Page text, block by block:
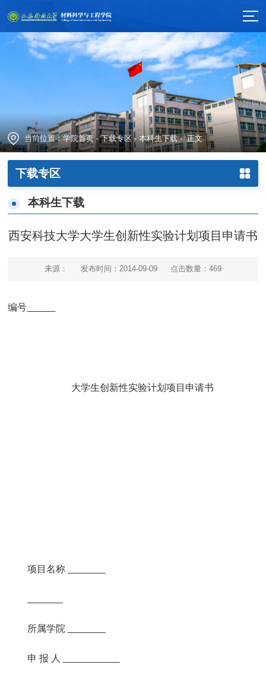
当前位置：学院首页-下载专区 -本科生下载- 正文
下载专区
本科生下载
西安科技大学大学生创新性实验计划项目申请书
来源： 发布时间：2014-09-09 点击数量： 469
编号
大学生创新性实验计划项目申请书
项目名称
所属学院
申 报 人